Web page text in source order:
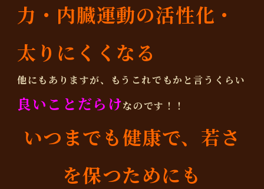
力・内臓運動の活性化・
太りにくくなる
他にもありますが、もうこれでもかと言うくらい
良いことだらけなのです！！
いつまでも健康で、若さ
を保つためにも